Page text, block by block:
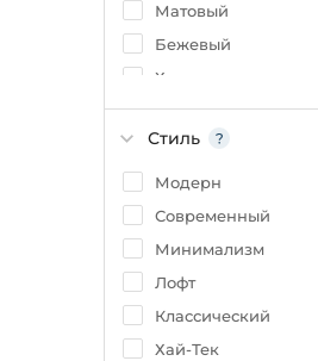
Матовый
Бежевый
Хром
Черный
Коричневый
Латунь
Янтарный
Дымчатый
Стиль
Модерн
Современный
Минимализм
Лофт
Классический
Хай-Тек